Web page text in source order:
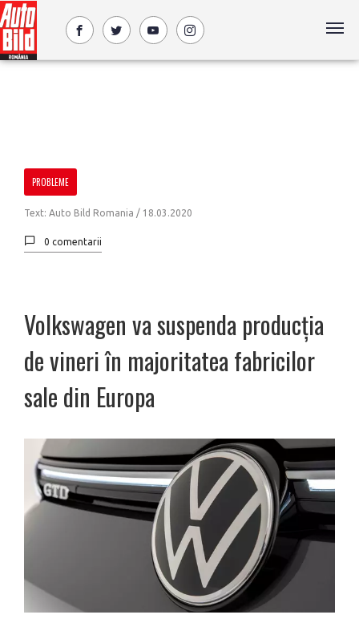
PROBLEME
Text: Auto Bild Romania / 18.03.2020
0 comentarii
Volkswagen va suspenda producția
de vineri în majoritatea fabricilor
sale din Europa